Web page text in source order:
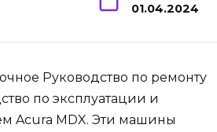
01.04.2024
Руководство по ремонту
по эксплуатации и
Acura MDX. Эти машины